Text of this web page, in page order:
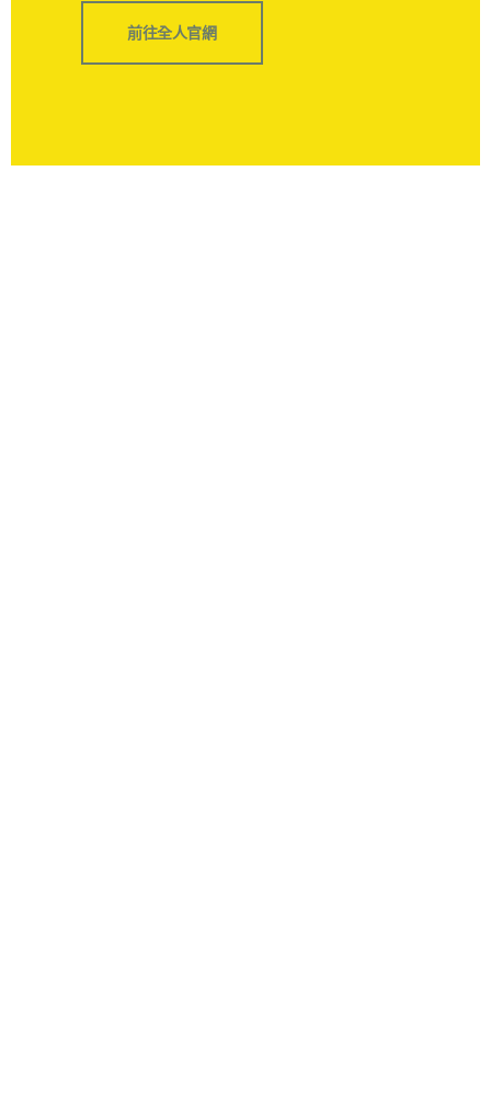
前往全人官網